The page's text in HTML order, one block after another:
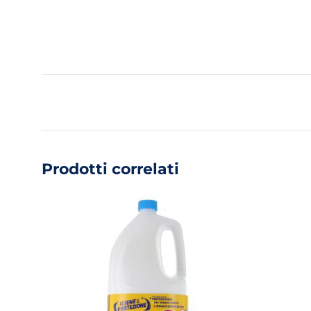
Prodotti correlati